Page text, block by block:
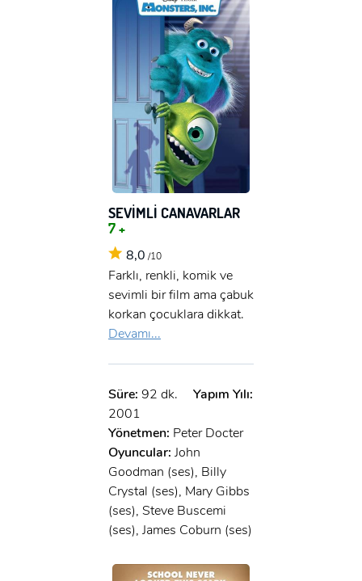
SEVİMLİ CANAVARLAR
7 +
8,0 /10
Farklı, renkli, komik ve
sevimli bir film ama çabuk
korkan çocuklara dikkat.
Devamı...
Süre: 92 dk.
Yapım Yılı:
2001
Yönetmen: Peter Docter
Oyuncular: John
Goodman (ses), Billy
Crystal (ses), Mary Gibbs
(ses), Steve Buscemi
(ses), James Coburn (ses)